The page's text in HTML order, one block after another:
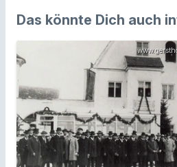
Das könnte Dich auch